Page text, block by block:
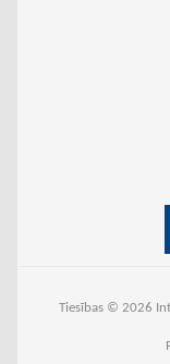
Tiesības © 2026